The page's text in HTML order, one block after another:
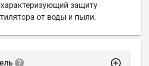
характеризующий защиту
от воды и пыли.